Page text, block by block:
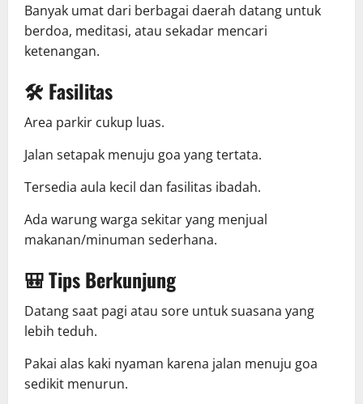
Banyak umat dari berbagai daerah datang untuk
berdoa, meditasi, atau sekadar mencari
ketenangan.
🛠️ Fasilitas
Area parkir cukup luas.
Jalan setapak menuju goa yang tertata.
Tersedia aula kecil dan fasilitas ibadah.
Ada warung warga sekitar yang menjual
makanan/minuman sederhana.
🎒 Tips Berkunjung
Datang saat pagi atau sore untuk suasana yang
lebih teduh.
Pakai alas kaki nyaman karena jalan menuju goa
sedikit menurun.